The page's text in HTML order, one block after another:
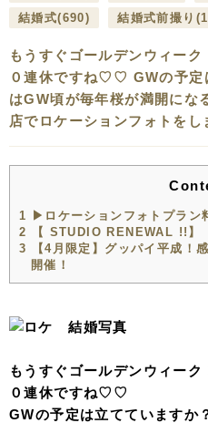
結婚式(690) 結婚式前撮り
もうすぐゴールデンウィー
０連休ですね♡♡ GWの予定
はGW頃が毎年桜が満開にな
店でロケーションフォトをし
1 ▶︎ロケーションフォトプラン
2 【 STUDIO RENEWAL !!】
3 【4月限定】グッパイ平成！
開催！
もうすぐゴールデンウィー
０連休ですね♡♡
GWの予定は立てていますか